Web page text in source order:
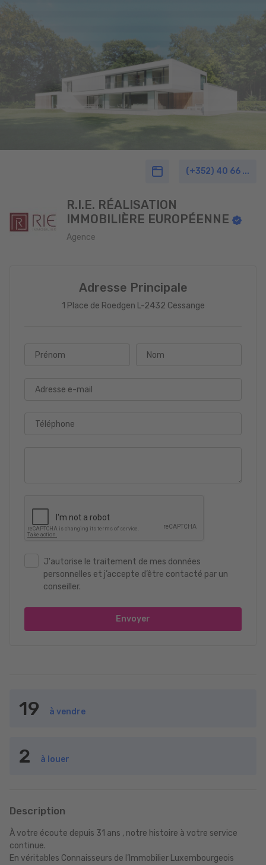
(+352) 40 66 ...
R.I.E. RÉALISATION
IMMOBILIÈRE EUROPÉENNE
Agence
Adresse Principale
1 Place de Roedgen L-2432 Cessange
Prénom Nom
Adresse e-mail
Téléphone
J'autorise le traitement de mes données
personnelles et j’accepte d’être contacté par un
conseiller.
Envoyer
19 à vendre
2 à louer
Description
À votre écoute depuis 31 ans , notre histoire à votre service
continue.
En véritables Connaisseurs de l’Immobilier Luxembourgeois